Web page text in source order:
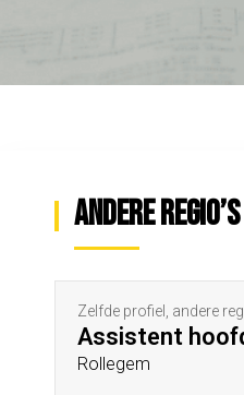
Andere
Zelfde profiel, andere
Assistent
Rollegem